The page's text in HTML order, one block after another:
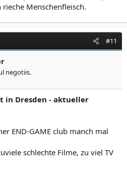
Menschenfleisch.
#11
negotiis.
in Dresden - aktueller
END-GAME club manch mal
schlechte Filme, zu viel TV